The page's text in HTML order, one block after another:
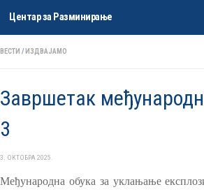
Skip to content
Центар за Разминирање
ВЕСТИ /ИЗДВАЈАМО
Завршетак
3
3. ОКТОБРА 2025.
Међународна обука за уклањање